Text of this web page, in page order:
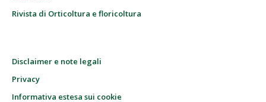
Rivista di Orticoltura e floricoltura
Disclaimer e note legali
Privacy
Informativa estesa sui cookie